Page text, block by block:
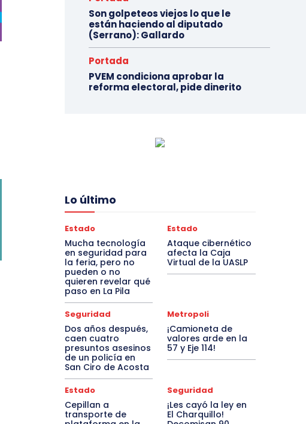
Son golpeteos viejos lo que le
están haciendo al diputado
(Serrano): Gallardo
Portada
PVEM condiciona aprobar la
reforma electoral, pide dinerito
Lo último
Estado
Mucha tecnología
en seguridad para
la feria, pero no
pueden o no
quieren revelar qué
paso en La Pila
Estado
Ataque cibernético
afecta la Caja
Virtual de la UASLP
Seguridad
Dos años después,
caen cuatro
presuntos asesinos
de un policía en
San Ciro de Acosta
Metropoli
¡Camioneta de
valores arde en la
57 y Eje 114!
Estado
Cepillan a
transporte de
Seguridad
¡Les cayó la ley en
El Charquillo!